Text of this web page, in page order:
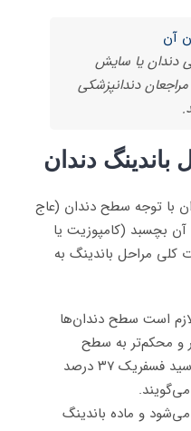
آن
دندان یا سایش
دندانپزشکی
دندان
با توجه سطح دندان (عاج
بچسبد (کامپوزیت یا
کلی مراحل باندینگ به
است سطح دندان‌ها
و محکم‌تر به سطح
دندان‌ها بچسبند. این کار توسط اسید فسفریک ۳۷ درصد
و ماده باندینگ